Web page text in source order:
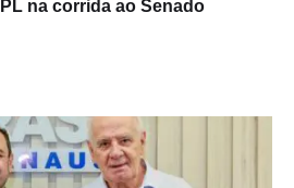
na corrida ao Senado